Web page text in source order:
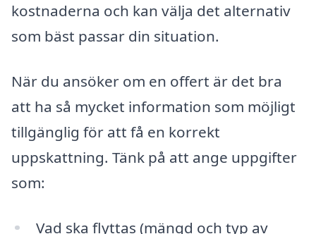
kostnaderna och kan välja det alternativ
som bäst passar din situation.
När du ansöker om en offert är det bra
att ha så mycket information som möjligt
tillgänglig för att få en korrekt
uppskattning. Tänk på att ange uppgifter
som:
Vad ska flyttas (mängd och typ av